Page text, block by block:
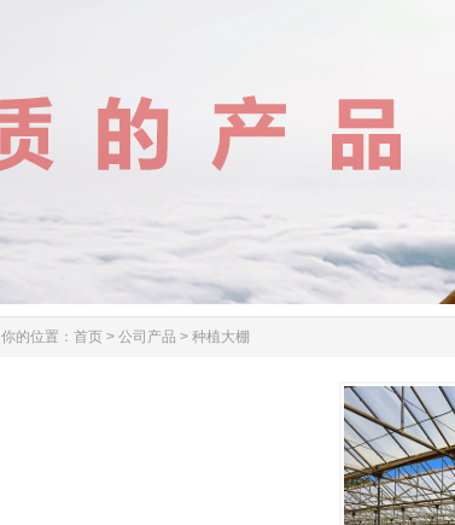
你的位置： 首页 > 公司产品 > 种植大棚